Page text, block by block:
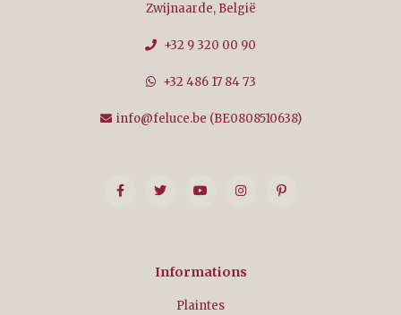
Zwijnaarde, België
+32 9 320 00 90
+32 486 17 84 73
info@feluce.be (BE0808510638)
Informations
Plaintes